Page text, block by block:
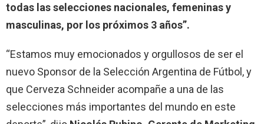
todas las selecciones nacionales, femeninas y
masculinas, por los próximos 3 años”.
“Estamos muy emocionados y orgullosos de ser el
nuevo Sponsor de la Selección Argentina de Fútbol, y
que Cerveza Schneider acompañe a una de las
selecciones más importantes del mundo en este